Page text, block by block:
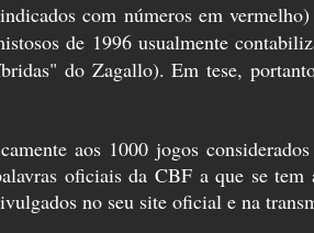
com números em
de 1996 usualmente
do Zagallo). Em tese,
aos 1000 jogos
oficiais da CBF a que se
no seu site oficial e na